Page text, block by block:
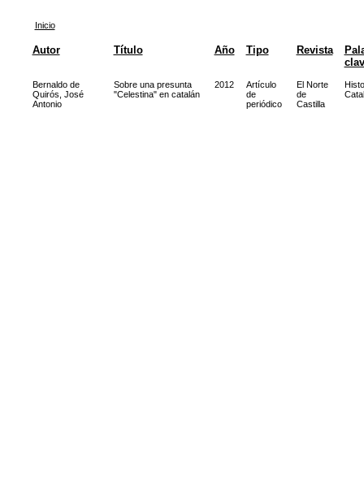
Inicio
Autor Título Año Tipo Revista
Bernaldo de
Quirós, José
Antonio
Sobre una presunta
"Celestina" en catalán
2012
Artículo
de
periódico
El Norte
de
Castilla